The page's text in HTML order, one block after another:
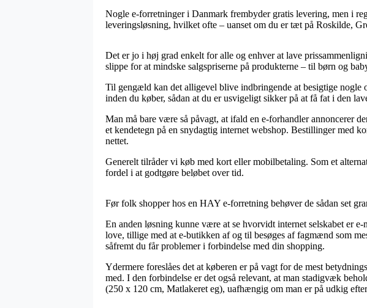
Nogle e-forretninger i Danmark frembyder gratis levering, men i
leveringsløsning, hvilket ofte – uanset om du er tæt på Roskilde,
Det er jo i høj grad enkelt for alle og enhver at lave
slippe for at mindske salgspriserne på produkterne – til børn og
Til gengæld kan det alligevel blive indbringende at besigtige
inden du køber, sådan at du er usvigeligt sikker på at få fat i den
Man må bare være så påvagt, at ifald en e-forhandler annoncerer
et kendetegn på en snydagtig internet webshop. Bestillinger med
nettet.
Generelt tilråder vi køb med kort eller mobilbetaling. Som et
fordel i at godtgøre beløbet over tid.
Før folk shopper hos en HAY e-forretning behøver de sådan set
En anden løsning kunne være at se hvorvidt internet selskabet er
love, tillige med at e-butikken af og til besøges af fagmænd som
såfremt du får problemer i forbindelse med din shopping.
Ydermere foreslåes det at køberen er på vagt for de mest
med. I den forbindelse er det også relevant, at man stadigvæk
(250 x 120 cm, Matlakeret eg), uafhængig om man er på udkig